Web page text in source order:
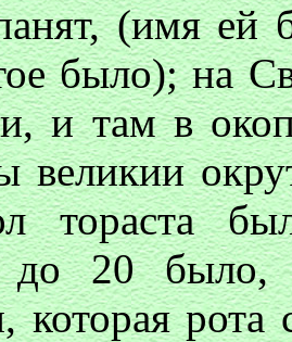
(имя ей
было); на
и там в
великии
тораста
до 20 было,
которая